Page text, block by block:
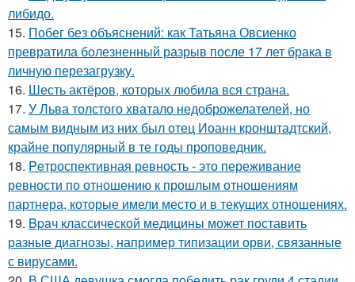
либидо.
15. Побег без объяснений: как Татьяна Овсиенко
превратила болезненный разрыв после 17 лет брака в
личную перезагрузку.
16. Шесть актёров, которых любила вся страна.
17. У Льва толстого хватало недоброжелателей, но
самым видным из них был отец Иоанн кронштадтский,
крайне популярный в те годы проповедник.
18. Peтроспективная ревность - это переживание
ревности по отношению к прошлым отношениям
партнера, которые имели место и в текущих отношениях.
19. Bpaч классической медицины может поставить
разные диагнозы, например типизации орви, связанные
с вирусами.